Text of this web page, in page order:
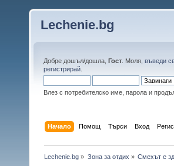
Lechenie.bg
Добре дошъл/дошла, Гост . Моля, въведи
регистрирай
Влез с потребителско име, парола и
Начало Помощ Търси Вход
Lechenie.bg » Зона за отдих » Смехът е